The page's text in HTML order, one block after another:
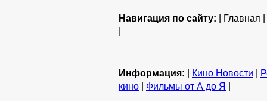
Навигация по сайту: | Главная |
|
Информация: | Кино Новости |
кино | Фильмы от А до Я |